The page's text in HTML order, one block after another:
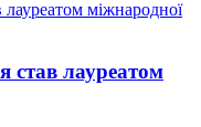
став лауреатом